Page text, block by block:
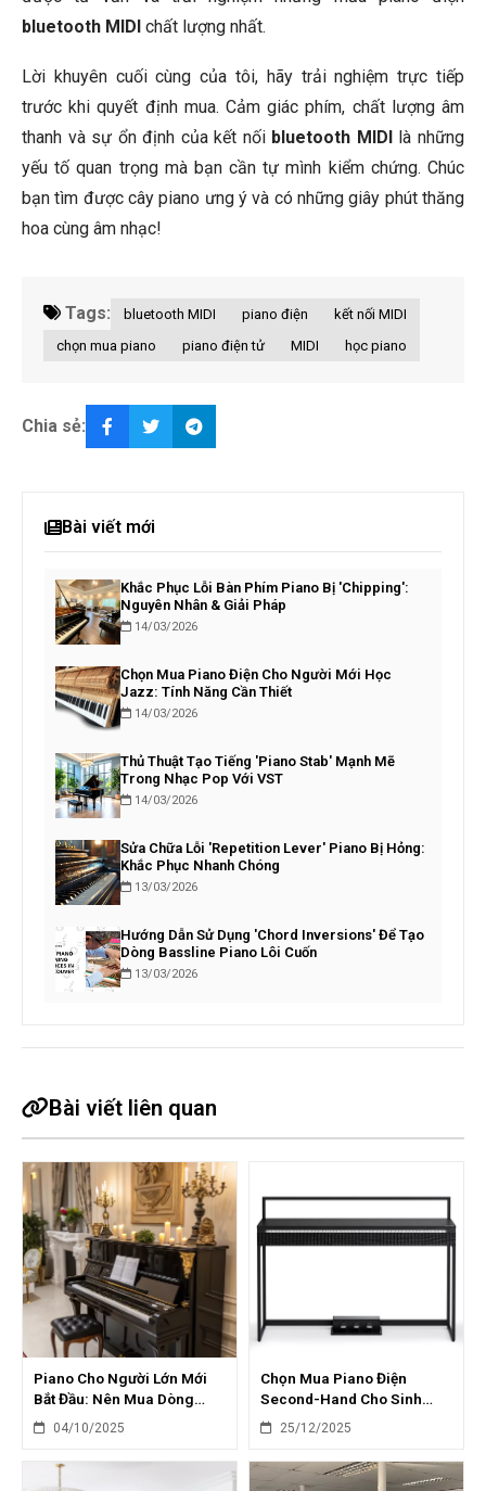
bluetooth MIDI chất lượng nhất.
Lời khuyên cuối cùng của tôi, hãy trải nghiệm trực tiếp
trước khi quyết định mua. Cảm giác phím, chất lượng âm
thanh và sự ổn định của kết nối bluetooth MIDIlà những
yếu tố quan trọng mà bạn cần tự mình kiểm chứng. Chúc
bạn tìm được cây piano ưng ý và có những giây phút thăng
hoa cùng âm nhạc!
Tags: bluetooth MIDI piano điện
kết nối MIDI
chọn mua piano
piano điện tử MIDI học piano
Chia sẻ:
Bài viết mới
Khắc Phục Lỗi Bàn Phím Piano Bị 'Chipping':
Nguyên Nhân & Giải Pháp
14/03/2026
Chọn Mua Piano Điện Cho Người Mới Học
Jazz: Tính Năng Cần Thiết
14/03/2026
Thủ Thuật Tạo Tiếng 'Piano Stab' Mạnh Mẽ
Trong Nhạc Pop Với VST
14/03/2026
Sửa Chữa Lỗi 'Repetition Lever' Piano Bị Hỏng:
Khắc Phục Nhanh Chóng
13/03/2026
Hướng Dẫn Sử Dụng 'Chord Inversions' Để Tạo
Dòng Bassline Piano Lôi Cuốn
13/03/2026
Bài viết liên quan
Piano Cho Người Lớn Mới
Bắt Đầu: Nên Mua Dòng
Nào?04/10/2025
Chọn Mua Piano Điện
Second-Hand Cho Sinh
Viên: Tiết Kiệm & Chất
25/12/2025